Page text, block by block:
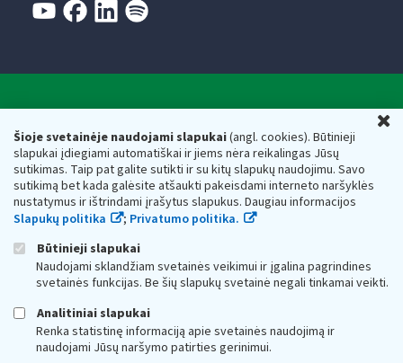
Šioje svetainėje naudojami slapukai(angl. cookies). Būtinieji
slapukai įdiegiami automatiškai ir jiems nėra reikalingas Jūsų
sutikimas. Taip pat galite sutikti ir su kitų slapukų naudojimu. Savo
sutikimą bet kada galėsite atšaukti pakeisdami interneto naršyklės
nustatymus ir ištrindami įrašytus slapukus. Daugiau informacijos
Slapukų politika
; Privatumo politika.
Būtinieji slapukai
Naudojami sklandžiam svetainės veikimui ir įgalina pagrindines
svetainės funkcijas. Be šių slapukų svetainė negali tinkamai veikti.
Analitiniai slapukai
Renka statistinę informaciją apie svetainės naudojimą ir
naudojami Jūsų naršymo patirties gerinimui.
Respublikos finansų ministerijos
Biudžetinė įstaiga. Juridinio asmens kodas — 188659752,
adresas: Vasario 16-osios g. 14, 01107 Vilnius, Lietuva, el.paštas:
vmi@vmi.lt, E. pristatymo dėžutės adresas 188659752
Duomenys apie Valstybinę mokesčių inspekciją prie Lietuvos
Respublikos finansų ministerijos kaupiami ir saugomi Juridinių